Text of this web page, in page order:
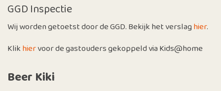
GGD Inspectie
Wij worden getoetst door de GGD. Bekijk het verslaghier.
Klikhiervoor de gastouders gekoppeld via Kids@home
Beer Kiki